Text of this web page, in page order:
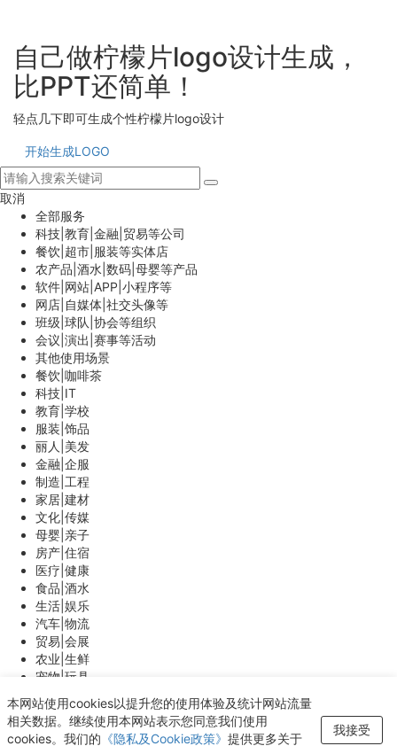
自己做柠檬片logo设计生成，
比PPT还简单！
轻点几下即可生成个性柠檬片logo设计
开始生成LOGO
取消
全部服务
科技|教育|金融|贸易等公司
餐饮|超市|服装等实体店
农产品|酒水|数码|母婴等产品
软件|网站|APP|小程序等
网店|自媒体|社交头像等
班级|球队|协会等组织
会议|演出|赛事等活动
其他使用场景
餐饮|咖啡茶
科技|IT
教育|学校
服装|饰品
丽人|美发
金融|企服
制造|工程
家居|建材
文化|传媒
母婴|亲子
房产|住宿
医疗|健康
食品|酒水
生活|娱乐
汽车|物流
贸易|会展
农业|生鲜
宠物|玩具
能源|环保
体育|游戏
其他
本网站使用cookies以提升您的使用体验及统计网站流量
相关数据。继续使用本网站表示您同意我们使用
cookies。我们的 《隐私及Cookie政策》 提供更多关于
我接受